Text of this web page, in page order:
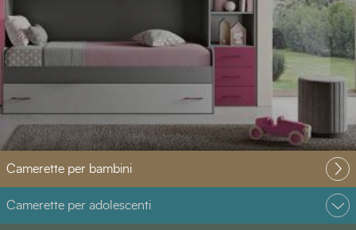
Camerette per bambini
Camerette per adolescenti